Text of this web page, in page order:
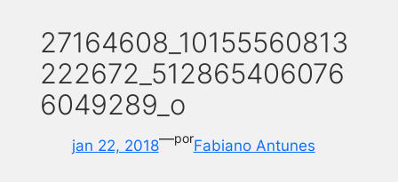
27164608_10155560813
222672_512865406076
6049289_o
jan 22, 2018—porFabiano Antunes